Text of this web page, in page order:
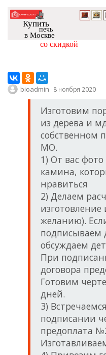
Купить
печь
в Москве
со скидкой
bioadmin 8 ноября 2020
Изготовим
из дерева и
собственном
МО.
1) От вас
камина,
нравиться
2) Делаем
желанию).
подписываем
обсуждаем
При
договора
Готовим
дней.
3)
подписании
предоплата